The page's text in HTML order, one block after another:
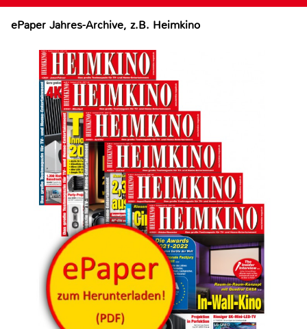
ePaper Jahres-Archive, z.B. Heimkino